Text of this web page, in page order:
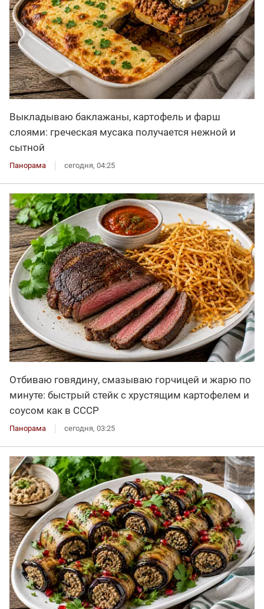
Выкладываю баклажаны, картофель и фарш
слоями: греческая мусака получается нежной и
сытной
Панорама сегодня, 04:25
Отбиваю говядину, смазываю горчицей и жарю по
минуте: быстрый стейк с хрустящим картофелем и
соусом как в СССР
Панорама сегодня, 03:25